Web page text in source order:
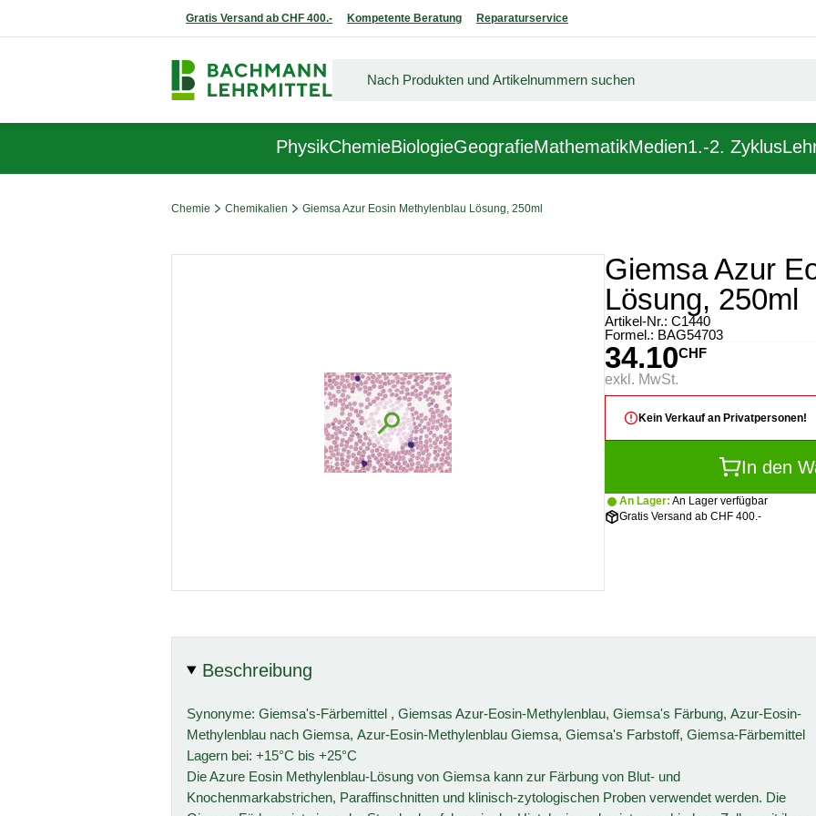
Gratis Versand ab CHF 400.- Kompetente Beratung Reparaturservice
PhysikChemieBiologieGeografieMathematikMedien1.-2. Zyklus
Chemie Chemikalien Giemsa Azur Eosin Methylenblau Lösung, 250ml
Giemsa Azur
Lösung, 250ml
Artikel-Nr.: C1440
Formel.: BAG54703
34.10CHF
exkl. MwSt.
In den
Kein Verkauf an Privatpersonen!
An Lager: An Lager verfügbar
Gratis Versand ab CHF 400.-
Beschreibung
Synonyme: Giemsa's-Färbemittel , Giemsas Azur-Eosin-Methylenblau, Giemsa's Färbung, Azur-Eosin-
Methylenblau nach Giemsa, Azur-Eosin-Methylenblau Giemsa, Giemsa's Farbstoff, Giemsa-Färbemittel
Lagern bei: +15°C bis +25°C
Die Azure Eosin Methylenblau-Lösung von Giemsa kann zur Färbung von Blut- und
Knochenmarkabstrichen, Paraffinschnitten und klinisch-zytologischen Proben verwendet werden. Die